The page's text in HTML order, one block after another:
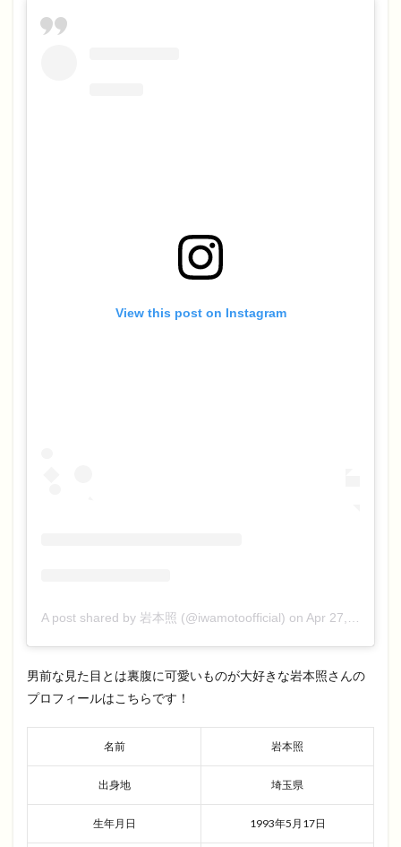
View this post on Instagram
A post shared by 岩本照 (@iwamotoofficial) on Apr 27, 2020 at 6:04am PDT
男前な見た目とは裏腹に可愛いものが大好きな岩本照さんの
プロフィールはこちらです！
名前 岩本照
出身地 埼玉県
生年月日 1993年5月17日